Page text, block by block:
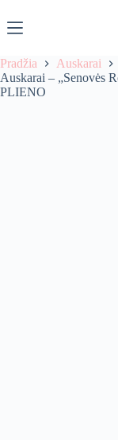
k
p
t
o
c
Pradžia Auskarai
Auskarai – „Senovės
PLIENO